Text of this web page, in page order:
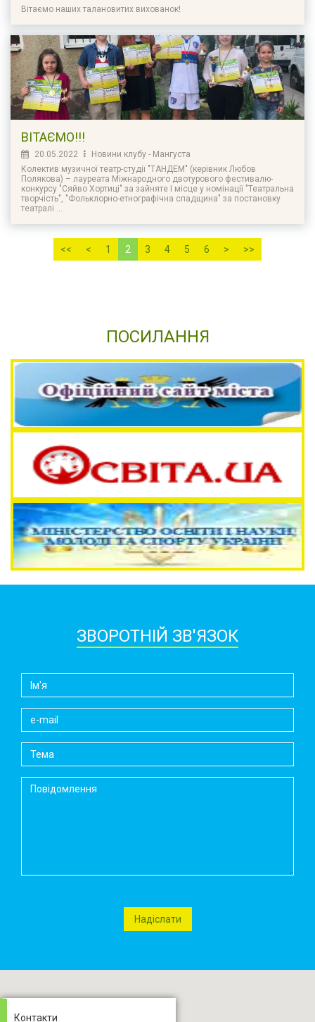
Вітаємо наших талановитих вихованок!
ВІТАЄМО!!!
20.05.2022
Новини клубу - Мангуста
Колектив музичної театр-студії "ТАНДЕМ" (керівник Любов
Полякова) – лауреата Міжнародного двотурового фестивалю-
конкурсу "Сяйво Хортиці" за зайняте І місце у номінації "Театральна
творчість", "Фольклорно-етнографічна спадщина" за постановку
театралі ...
<< < 1 2 3 4 5 6 > >>
ПОСИЛАННЯ
ЗВОРОТНІЙ ЗВ'ЯЗОК
Контакти